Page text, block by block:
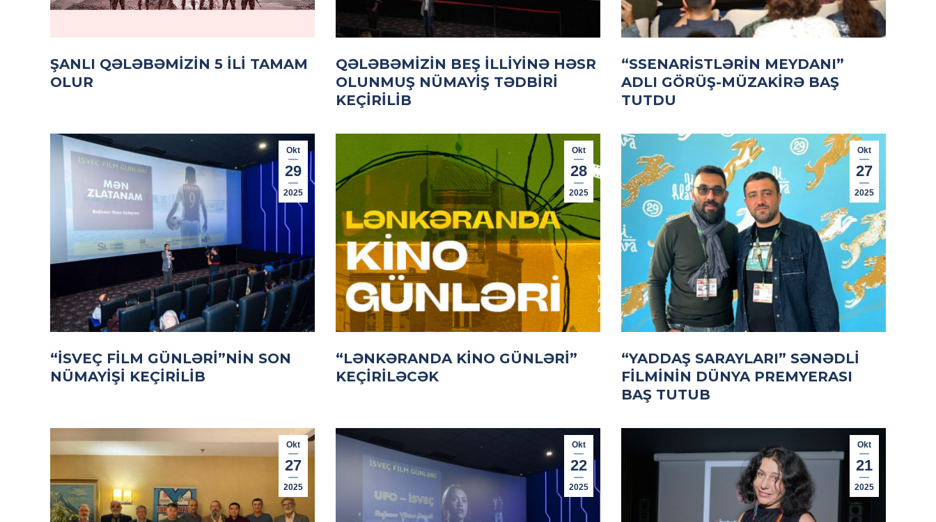
ŞANLI QƏLƏBƏMIZIN 5 ILI TAMAM
OLUR
QƏLƏBƏMIZIN BEŞ ILLIYINƏ HƏSR
OLUNMUŞ NÜMAYIŞ TƏDBIRI
KEÇIRILIB
“SSENARISTLƏRIN MEYDANI”
ADLI GÖRÜŞ-MÜZAKIRƏ BAŞ
TUTDU
Okt
29
2025
“İSVEÇ FILM GÜNLƏRI”NIN SON
NÜMAYIŞI KEÇIRILIB
Okt
28
2025
“LƏNKƏRANDA KINO GÜNLƏRI”
KEÇIRILƏCƏK
Okt
27
2025
“YADDAŞ SARAYLARI” SƏNƏDLI
FILMININ DÜNYA PREMYERASI
BAŞ TUTUB
Okt
27
2025
Okt
22
2025
Okt
21
2025